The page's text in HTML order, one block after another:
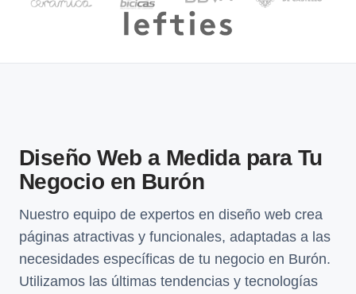
Diseño Web a Medida para Tu
Negocio en Burón
Nuestro equipo de expertos en diseño web crea
páginas atractivas y funcionales, adaptadas a las
necesidades específicas de tu negocio en Burón.
Utilizamos las últimas tendencias y tecnologías